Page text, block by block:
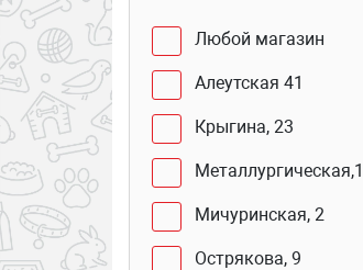
Любой магазин
Алеутская 41
Крыгина, 23
Металлургическая,1
Мичуринская, 2
Острякова, 9